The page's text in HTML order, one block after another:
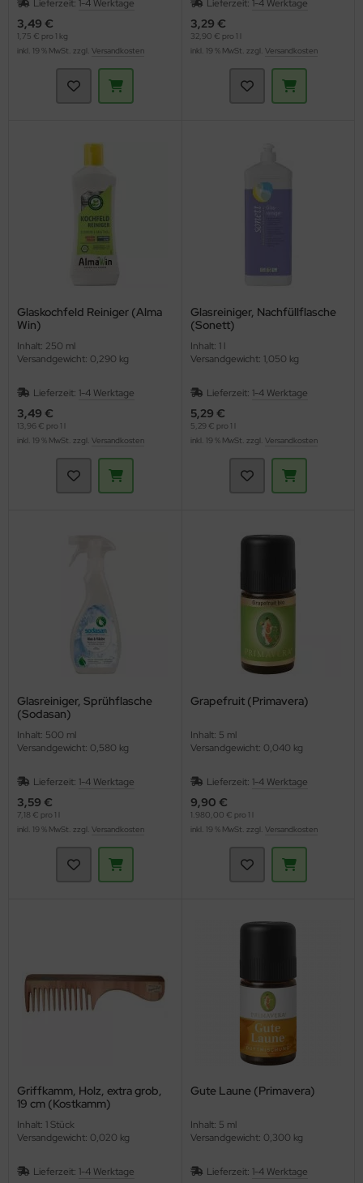
Lieferzeit: 1-4 Werktage
3,49 €
1,75 € pro 1 kg
inkl. 19 % MwSt. zzgl. Versandkosten
Lieferzeit: 1-4 Werktage
3,29 €
32,90 € pro 1 l
inkl. 19 % MwSt. zzgl. Versandkosten
Glaskochfeld Reiniger (Alma
Win)
Inhalt: 250 ml
Versandgewicht: 0,290 kg
Lieferzeit: 1-4 Werktage
3,49 €
13,96 € pro 1 l
inkl. 19 % MwSt. zzgl. Versandkosten
Glasreiniger, Nachfüllflasche
(Sonett)
Inhalt: 1 l
Versandgewicht: 1,050 kg
Lieferzeit: 1-4 Werktage
5,29 €
5,29 € pro 1 l
inkl. 19 % MwSt. zzgl. Versandkosten
Glasreiniger, Sprühflasche
(Sodasan)
Inhalt: 500 ml
Versandgewicht: 0,580 kg
Lieferzeit: 1-4 Werktage
3,59 €
7,18 € pro 1 l
inkl. 19 % MwSt. zzgl. Versandkosten
Grapefruit (Primavera)
Inhalt: 5 ml
Versandgewicht: 0,040 kg
Lieferzeit: 1-4 Werktage
9,90 €
1.980,00 € pro 1 l
inkl. 19 % MwSt. zzgl. Versandkosten
Griffkamm, Holz, extra grob,
19 cm (Kostkamm)
Inhalt: 1 Stück
Versandgewicht: 0,020 kg
Lieferzeit: 1-4 Werktage
Gute Laune (Primavera)
Inhalt: 5 ml
Versandgewicht: 0,300 kg
Lieferzeit: 1-4 Werktage